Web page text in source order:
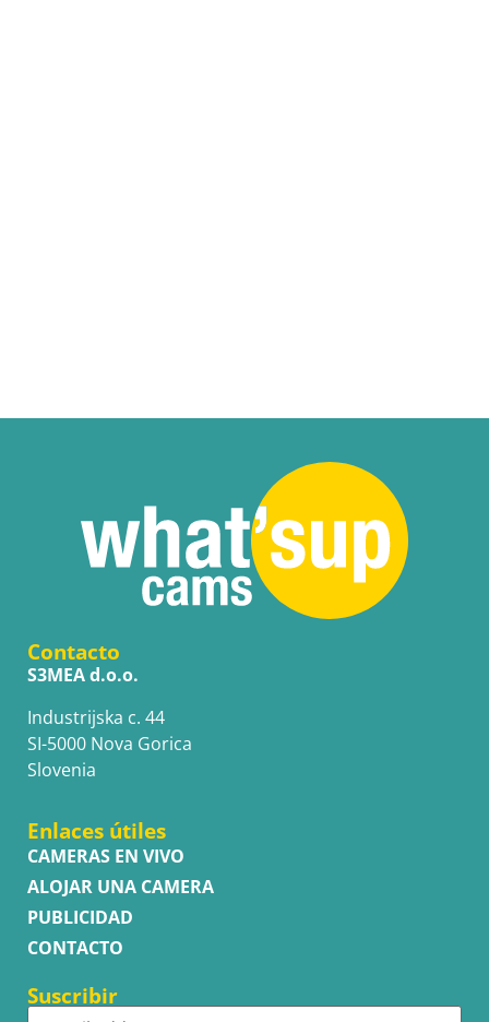
Contacto
S3MEA d.o.o.
Industrijska c. 44
SI-5000 Nova Gorica
Slovenia
Enlaces útiles
CAMERAS EN VIVO
ALOJAR UNA CAMERA
PUBLICIDAD
CONTACTO
Suscribir